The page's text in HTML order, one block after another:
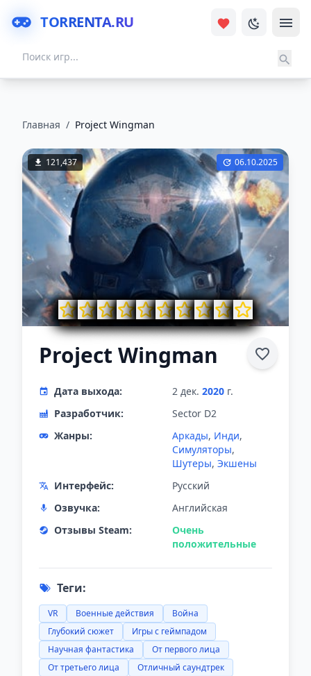
TORRENTA.RU
Главная / Project Wingman
121,437 06.10.2025
Project Wingman
Дата выхода: 2 дек. 2020 г.
Разработчик:
Sector D2
Жанры:
Аркады, Инди,
Симуляторы,
Шутеры, Экшены
Интерфейс:
Русский
Озвучка:
Английская
Отзывы Steam:
Очень
положительные
Теги:
VR Военные действия
Война
Глубокий сюжет
Игры с геймпадом
Научная фантастика
От первого лица
От третьего лица
Отличный саундтрек